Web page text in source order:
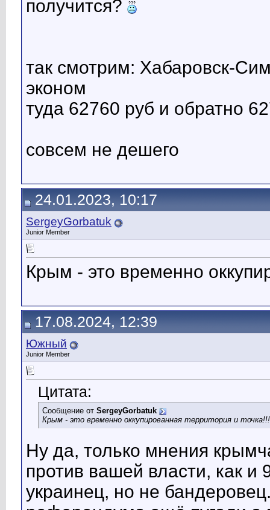
получится?
так смотрим: Хабаровск-
эконом
туда 62760 руб и обратно
совсем не дешего
24.01.2023, 10:17
SergeyGorbatuk
Junior Member
Крым - это временно
17.08.2024, 12:39
Южный
Junior Member
Цитата:
Сообщение от SergeyGorbatuk
Крым - это временно оккупированная территория и точка!!!
Ну да, только мнения
против вашей власти, как
украинец, но не